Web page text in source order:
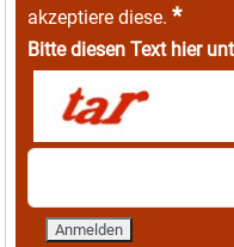
akzeptiere diese. *
Bitte diesen Text hier